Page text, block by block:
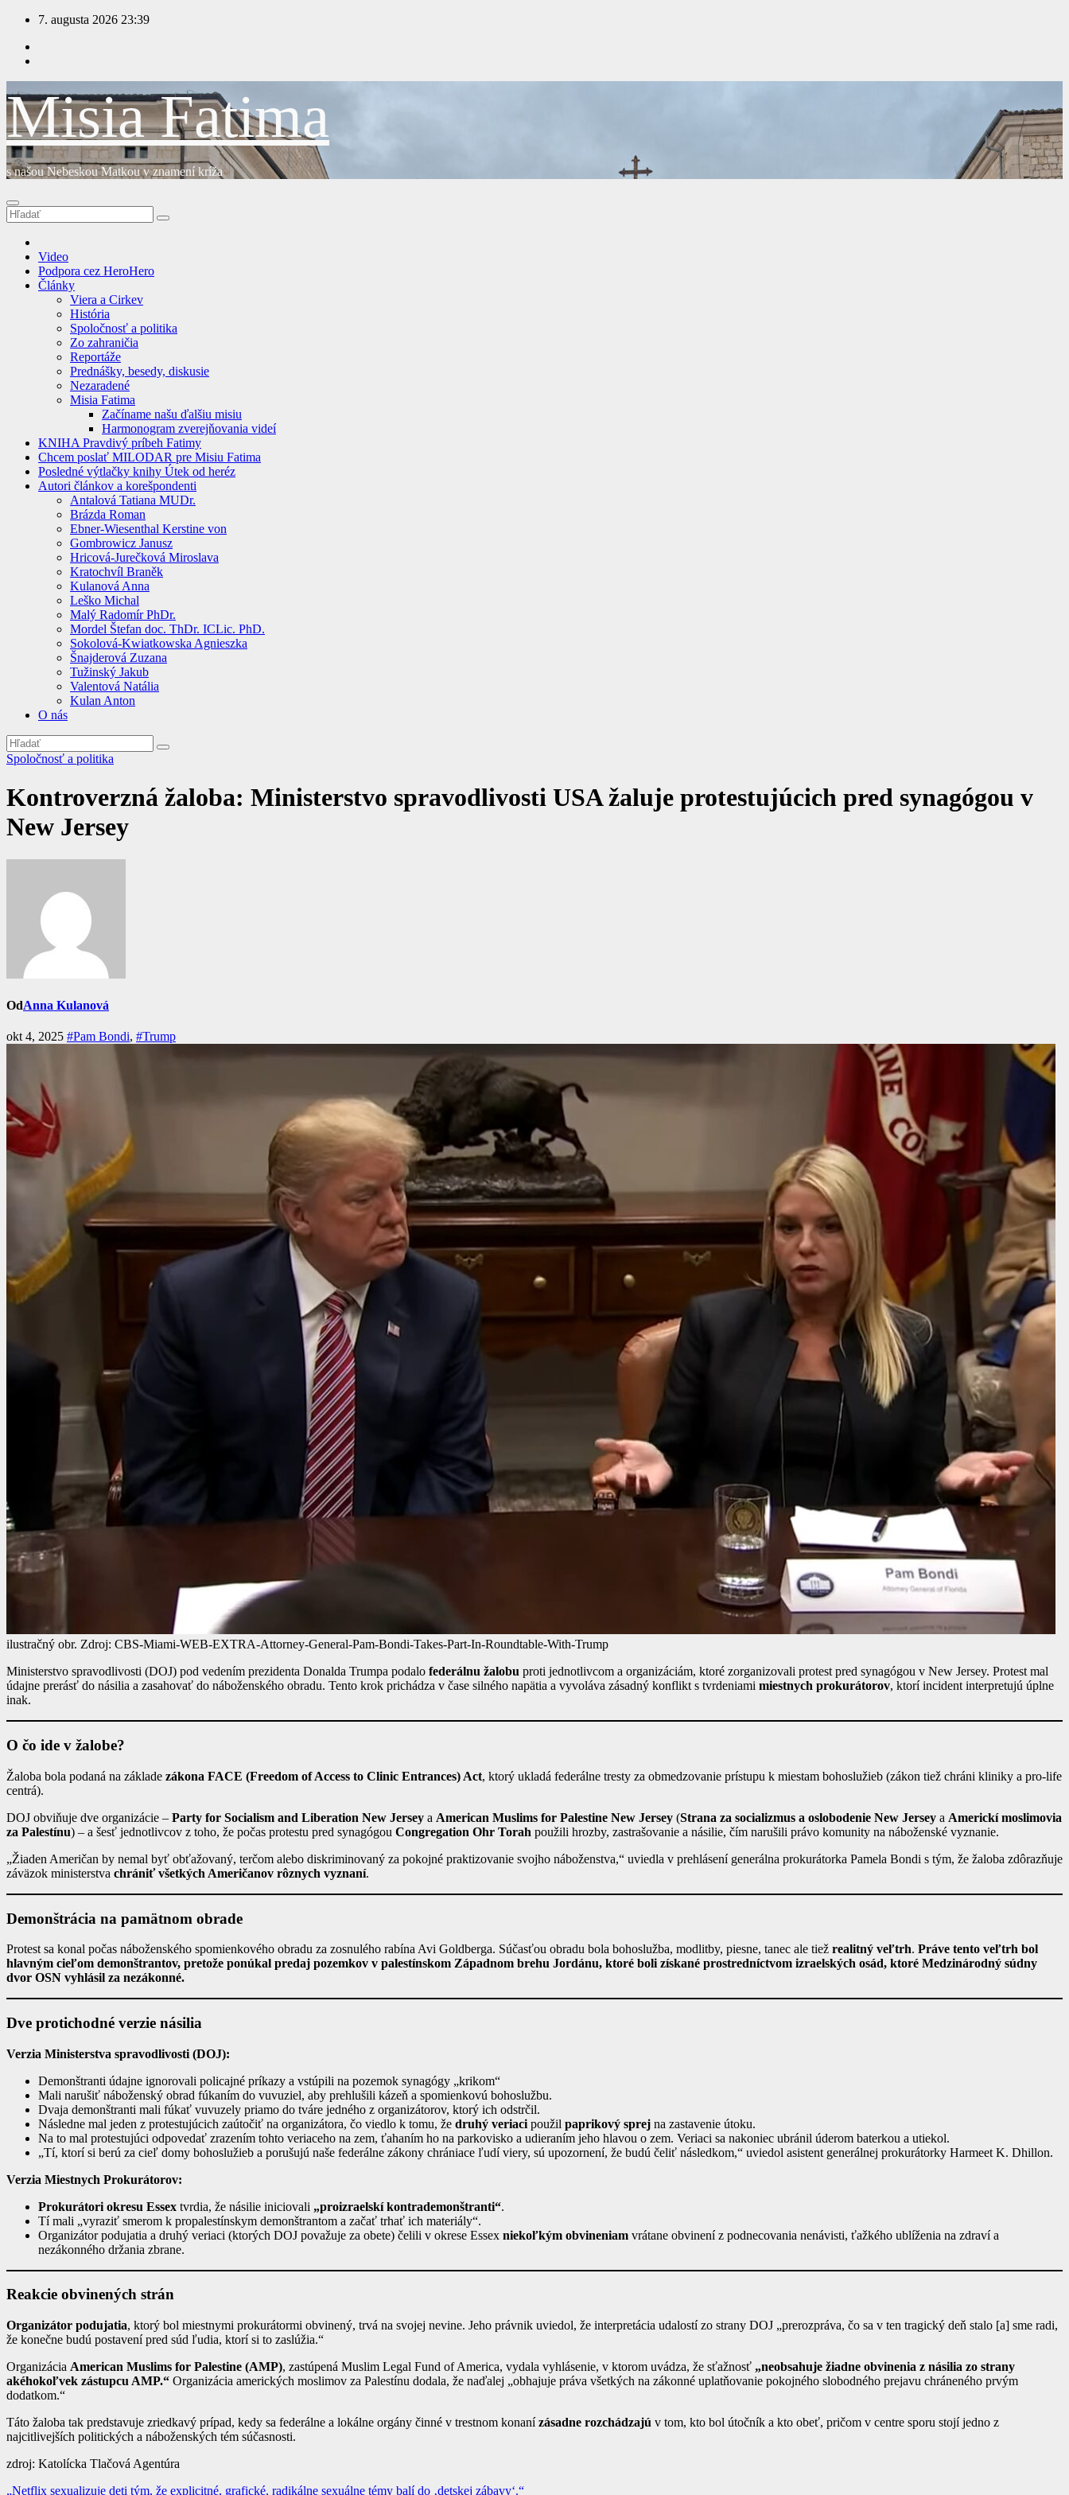
Prejsť
obsah
7. augusta 2026 23:39
Misia Fatima
s našou Nebeskou Matkou v znamení kríža
Video
Podpora cez HeroHero
Články
Viera a Cirkev
História
Spoločnosť a politika
Zo zahraničia
Reportáže
Prednášky, besedy, diskusie
Nezaradené
Misia Fatima
Začíname našu ďalšiu misiu
Harmonogram zverejňovania videí
KNIHA Pravdivý príbeh Fatimy
Chcem poslať MILODAR pre Misiu Fatima
Posledné výtlačky knihy Útek od heréz
Autori článkov a korešpondenti
Antalová Tatiana MUDr.
Brázda Roman
Ebner-Wiesenthal Kerstine von
Gombrowicz Janusz
Hricová-Jurečková Miroslava
Kratochvíl Braněk
Kulanová Anna
Leško Michal
Malý Radomír PhDr.
Mordel Štefan doc. ThDr. ICLic. PhD.
Sokolová-Kwiatkowska Agnieszka
Šnajderová Zuzana
Tužinský Jakub
Valentová Natália
Kulan Anton
O nás
Spoločnosť a politika
Kontroverzná žaloba: Ministerstvo spravodlivosti USA žaluje protestujúcich pred synagógou v
New Jersey
OdAnna Kulanová
okt 4, 2025 #Pam Bondi, #Trump
ilustračný obr. Zdroj: CBS-Miami-WEB-EXTRA-Attorney-General-Pam-Bondi-Takes-Part-In-Roundtable-With-Trump
Ministerstvo spravodlivosti (DOJ) pod vedením prezidenta Donalda Trumpa podalo federálnu žalobu proti jednotlivcom a organizáciám, ktoré zorganizovali protest pred synagógou v New Jersey. Protest mal
údajne prerásť do násilia a zasahovať do náboženského obradu. Tento krok prichádza v čase silného napätia a vyvoláva zásadný konflikt s tvrdeniami miestnych prokurátorov, ktorí incident interpretujú úplne
inak.
O čo ide v žalobe?
Žaloba bola podaná na základe zákona FACE (Freedom of Access to Clinic Entrances) Act, ktorý ukladá federálne tresty za obmedzovanie prístupu k miestam bohoslužieb (zákon tiež chráni kliniky a pro-life
centrá).
DOJ obviňuje dve organizácie – Party for Socialism and Liberation New Jersey a American Muslims for Palestine New Jersey (Strana za socializmus a oslobodenie New Jersey a Americkí moslimovia
za Palestínu) – a šesť jednotlivcov z toho, že počas protestu pred synagógou Congregation Ohr Torah použili hrozby, zastrašovanie a násilie, čím narušili právo komunity na náboženské vyznanie.
„Žiaden Američan by nemal byť obťažovaný, terčom alebo diskriminovaný za pokojné praktizovanie svojho náboženstva,“ uviedla v prehlásení generálna prokurátorka Pamela Bondi s tým, že žaloba zdôrazňuje
záväzok ministerstva chrániť všetkých Američanov rôznych vyznaní.
Demonštrácia na pamätnom obrade
Protest sa konal počas náboženského spomienkového obradu za zosnulého rabína Avi Goldberga. Súčasťou obradu bola bohoslužba, modlitby, piesne, tanec ale tiež realitný veľtrh. Práve tento veľtrh bol
hlavným cieľom demonštrantov, pretože ponúkal predaj pozemkov v palestínskom Západnom brehu Jordánu, ktoré boli získané prostredníctvom izraelských osád, ktoré Medzinárodný súdny
dvor OSN vyhlásil za nezákonné.
Dve protichodné verzie násilia
Verzia Ministerstva spravodlivosti (DOJ):
Demonštranti údajne ignorovali policajné príkazy a vstúpili na pozemok synagógy „krikom“
Mali narušiť náboženský obrad fúkaním do vuvuziel, aby prehlušili kázeň a spomienkovú bohoslužbu.
Dvaja demonštranti mali fúkať vuvuzely priamo do tváre jedného z organizátorov, ktorý ich odstrčil.
Následne mal jeden z protestujúcich zaútočiť na organizátora, čo viedlo k tomu, že druhý veriaci použil paprikový sprej na zastavenie útoku.
Na to mal protestujúci odpovedať zrazením tohto veriaceho na zem, ťahaním ho na parkovisko a udieraním jeho hlavou o zem. Veriaci sa nakoniec ubránil úderom baterkou a utiekol.
„Tí, ktorí si berú za cieľ domy bohoslužieb a porušujú naše federálne zákony chrániace ľudí viery, sú upozornení, že budú čeliť následkom,“ uviedol asistent generálnej prokurátorky Harmeet K. Dhillon.
Verzia Miestnych Prokurátorov:
Prokurátori okresu Essex tvrdia, že násilie iniciovali „proizraelskí kontrademonštranti“.
Tí mali „vyraziť smerom k propalestínskym demonštrantom a začať trhať ich materiály“.
Organizátor podujatia a druhý veriaci (ktorých DOJ považuje za obete) čelili v okrese Essex niekoľkým obvineniam vrátane obvinení z podnecovania nenávisti, ťažkého ublíženia na zdraví a
nezákonného držania zbrane.
Reakcie obvinených strán
Organizátor podujatia, ktorý bol miestnymi prokurátormi obvinený, trvá na svojej nevine. Jeho právnik uviedol, že interpretácia udalostí zo strany DOJ „prerozpráva, čo sa v ten tragický deň stalo [a] sme radi,
že konečne budú postavení pred súd ľudia, ktorí si to zaslúžia.“
Organizácia American Muslims for Palestine (AMP), zastúpená Muslim Legal Fund of America, vydala vyhlásenie, v ktorom uvádza, že sťažnosť „neobsahuje žiadne obvinenia z násilia zo strany
akéhokoľvek zástupcu AMP.“ Organizácia amerických moslimov za Palestínu dodala, že naďalej „obhajuje práva všetkých na zákonné uplatňovanie pokojného slobodného prejavu chráneného prvým
dodatkom.“
Táto žaloba tak predstavuje zriedkavý prípad, kedy sa federálne a lokálne orgány činné v trestnom konanízásadne rozchádzajú v tom, kto bol útočník a kto obeť, pričom v centre sporu stojí jedno z
najcitlivejších politických a náboženských tém súčasnosti.
zdroj: Katolícka Tlačová Agentúra
„Netflix sexualizuje deti tým, že explicitné, grafické, radikálne sexuálne témy balí do ‚detskej zábavy‘.“